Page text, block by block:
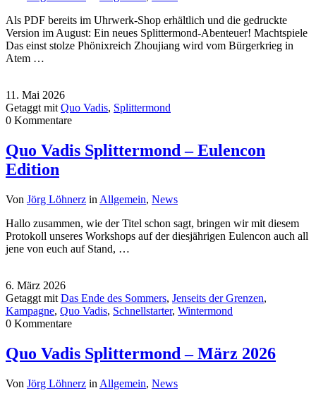
Als PDF bereits im Uhrwerk-Shop erhältlich und die gedruckte
Version im August: Ein neues Splittermond-Abenteuer! Machtspiele
Das einst stolze Phönixreich Zhoujiang wird vom Bürgerkrieg in
Atem …
11. Mai 2026
Getaggt mit Quo Vadis, Splittermond
0 Kommentare
Quo Vadis Splittermond – Eulencon
Edition
Von Jörg Löhnerz in Allgemein, News
Hallo zusammen, wie der Titel schon sagt, bringen wir mit diesem
Protokoll unseres Workshops auf der diesjährigen Eulencon auch all
jene von euch auf Stand, …
6. März 2026
Getaggt mit Das Ende des Sommers, Jenseits der Grenzen,
Kampagne, Quo Vadis, Schnellstarter, Wintermond
0 Kommentare
Quo Vadis Splittermond – März 2026
Von Jörg Löhnerz in Allgemein, News